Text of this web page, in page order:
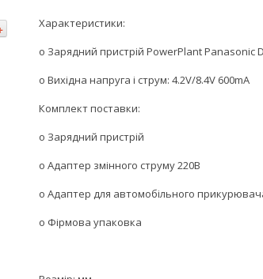
Характеристики:
o Зарядний пристрій PowerPlant Panasonic
o Вихідна напруга і струм: 4.2V/8.4V 600mA
Комплект поставки:
o Зарядний пристрій
o Адаптер змінного струму 220В
o Адаптер для автомобільного
o Фірмова упаковка